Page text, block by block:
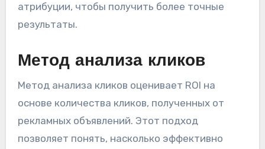
атрибуции, чтобы получить более точные
результаты.
Метод анализа кликов
Метод анализа кликов оценивает ROI на
основе количества кликов, полученных от
рекламных объявлений. Этот подход
позволяет понять, насколько эффективно